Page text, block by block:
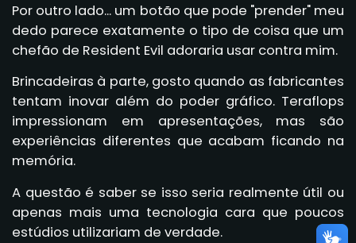
Por outro lado... um botão que pode "prender" meu
dedo parece exatamente o tipo de coisa que um
chefão de Resident Evil adoraria usar contra mim.
Brincadeiras à parte, gosto quando as fabricantes
tentam inovar além do poder gráfico. Teraflops
impressionam em apresentações, mas são
experiências diferentes que acabam ficando na
memória.
A questão é saber se isso seria realmente útil ou
apenas mais uma tecnologia cara que poucos
estúdios utilizariam de verdade.